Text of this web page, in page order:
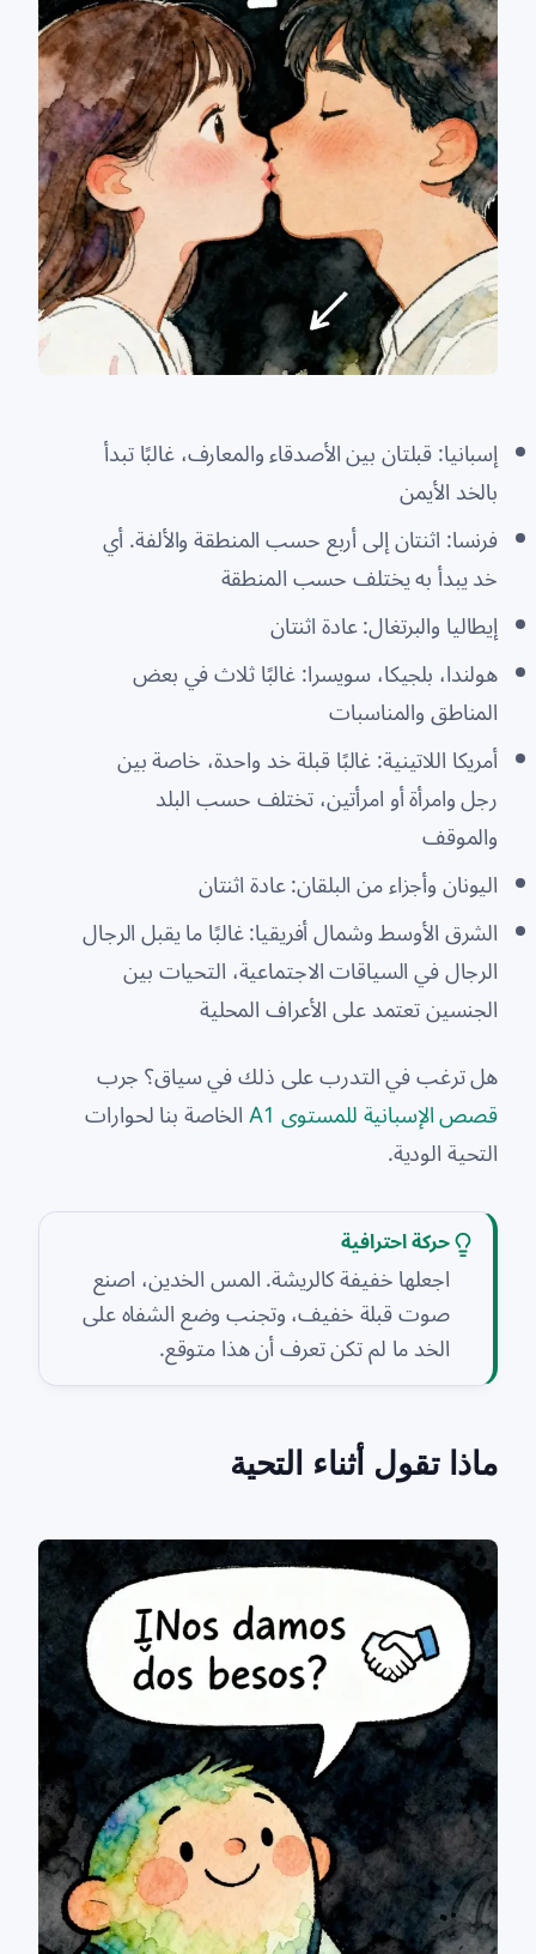
إسبانيا: قبلتان بين الأصدقاء والمعارف، غالبًا تبدأ
بالخد الأيمن
فرنسا: اثنتان إلى أربع حسب المنطقة والألفة. أي
خد يبدأ به يختلف حسب المنطقة
إيطاليا والبرتغال: عادة اثنتان
هولندا، بلجيكا، سويسرا: غالبًا ثلاث في بعض
المناطق والمناسبات
أمريكا اللاتينية: غالبًا قبلة خد واحدة، خاصة بين
رجل وامرأة أو امرأتين، تختلف حسب البلد
والموقف
اليونان وأجزاء من البلقان: عادة اثنتان
الشرق الأوسط وشمال أفريقيا: غالبًا ما يقبل الرجال
الرجال في السياقات الاجتماعية، التحيات بين
الجنسين تعتمد على الأعراف المحلية
هل ترغب في التدرب على ذلك في سياق؟ جرب
قصص الإسبانية للمستوى A1
الخاصة بنا لحوارات
التحية الودية.
حركة احترافية
اجعلها خفيفة كالريشة. المس الخدين، اصنع
صوت قبلة خفيف، وتجنب وضع الشفاه على
الخد ما لم تكن تعرف أن هذا متوقع.
ماذا تقول أثناء التحية